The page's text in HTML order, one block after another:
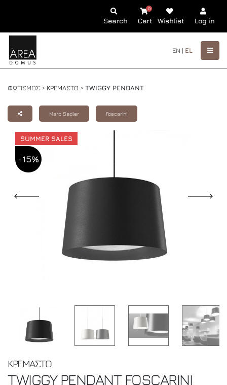
Search Cart
0
Wishlist Log in
EN | EL
ΦΩΤΙΣΜΟΣ > ΚΡΕΜΑΣΤΟ > TWIGGY PENDANT
Marc Sadler Foscarini
SUMMER SALES
-15%
ΚΡΕΜΑΣΤΟ
TWIGGY PENDANTFOSCARINI